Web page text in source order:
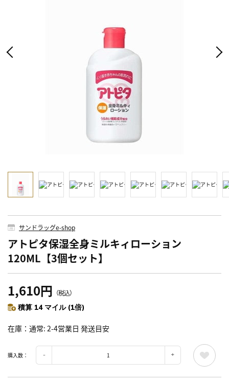
サンドラッグe-shop
アトピタ保湿全身ミルキィローション
120ML【3個セット】
1,610円 （税込）
積算 14 マイル (1倍)
在庫 通常: 2-4営業日 発送目安
購入数：